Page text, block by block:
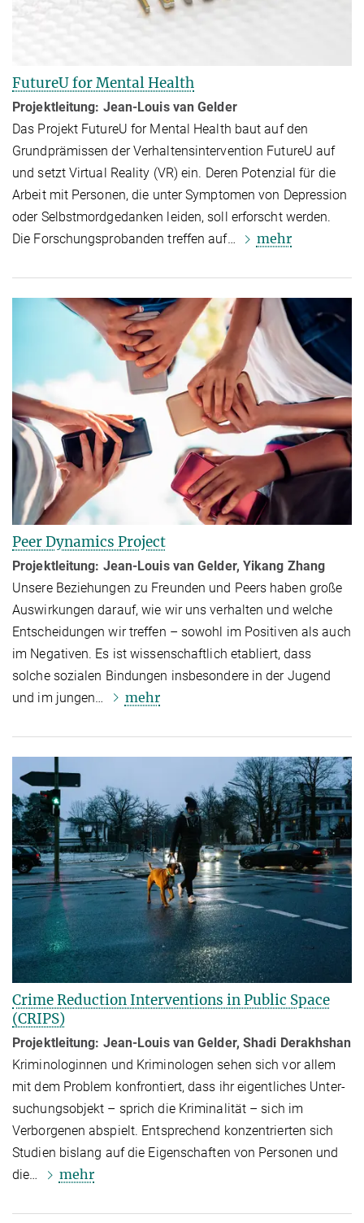
FutureU for Mental Health
Projektleitung: Jean-Louis van Gelder
Das Projekt FutureU for Mental Health baut auf den
Grundprämissen der Verhaltensintervention FutureU auf
und setzt Virtual Reality (VR) ein. Deren Potenzial für die
Arbeit mit Personen, die unter Symptomen von De­pres­sion
oder Selbstmordgedanken leiden, soll erforscht werden.
Die Forschungsprobanden treffen auf…
mehr
Peer Dynamics Project
Projektleitung: Jean-Louis van Gelder, Yikang Zhang
Unsere Beziehungen zu Freunden und Peers haben große
Auswirkungen darauf, wie wir uns verhalten und welche
Entscheidungen wir treffen – sowohl im Posi­ti­ven als auch
im Negativen. Es ist wissenschaftlich etabliert, dass
solche sozia­len Bindungen insbesondere in der Jugend
und im jungen…
mehr
Crime Reduction Interventions in Public Space
(CRIPS)
Projektleitung: Jean-Louis van Gelder, Shadi Derakhshan
Kriminologinnen und Kriminologen sehen sich vor allem
mit dem Problem kon­fron­tiert, dass ihr eigentliches Un­ter­
su­chungsobjekt – sprich die Kriminalität – sich im
Verborgenen abspielt. Entsprechend konzentrierten sich
Studien bislang auf die Eigenschaften von Personen und
die…
mehr